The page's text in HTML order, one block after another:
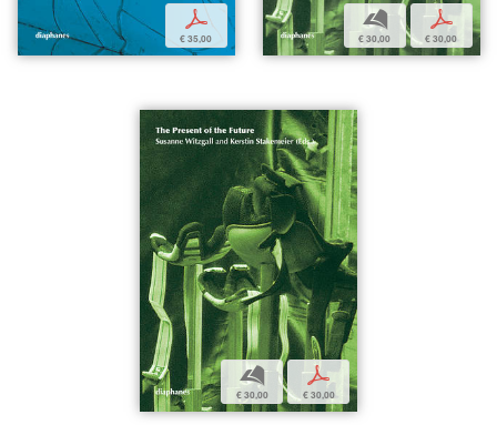
p
€ 35,00
b
€ 30,00
p
€ 30,00
b
€ 30,00
p
€ 30,00